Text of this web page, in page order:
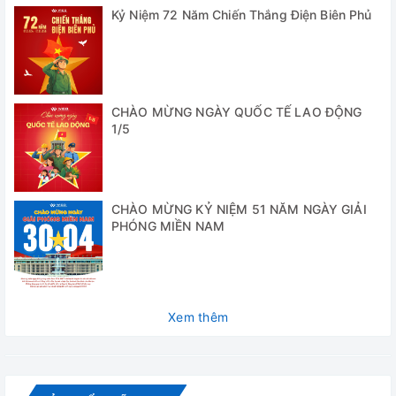
Cách bảo quản
chuẩn
Dùng cho máy đo
7.01
Chứng nhận phân tích (COA)
MSDS
Kỷ Niệm 72 Năm Chiến Thắng Điện Biên Phủ
CHÀO MỪNG NGÀY QUỐC TẾ LAO ĐỘNG
1/5
CHÀO MỪNG KỶ NIỆM 51 NĂM NGÀY GIẢI
PHÓNG MIỀN NAM
Xem thêm